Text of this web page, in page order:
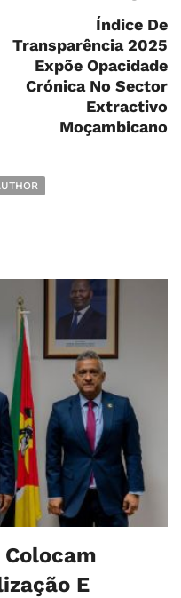
Índice De
Transparência 2025
Expõe Opacidade
Crónica No Sector
Extractivo
Moçambicano
Colocam
E